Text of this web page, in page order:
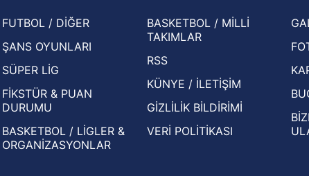
basından gündem olan manşetler!
Beşiktaş'ın UEFA Avrupa Ligi'nde 3. Ön
Eleme Turu muhtemel rakipleri belli oldu!
FUTBOL / DİĞER
ŞANS OYUNLARI
SÜPER LİG
FİKSTÜR & PUAN
DURUMU
BASKETBOL / LİGLER &
ORGANİZASYONLAR
BASKETBOL / MİLLİ
TAKIMLAR
RSS
KÜNYE / İLETİŞİM
GİZLİLİK BİLDİRİMİ
VERİ POLİTİKASI